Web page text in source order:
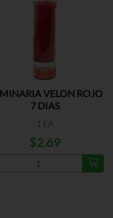
VELON ROJO
7 DIAS
1 EA
$2.69